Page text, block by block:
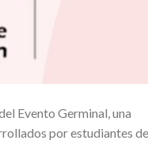
Evento Germinal, una
por estudiantes